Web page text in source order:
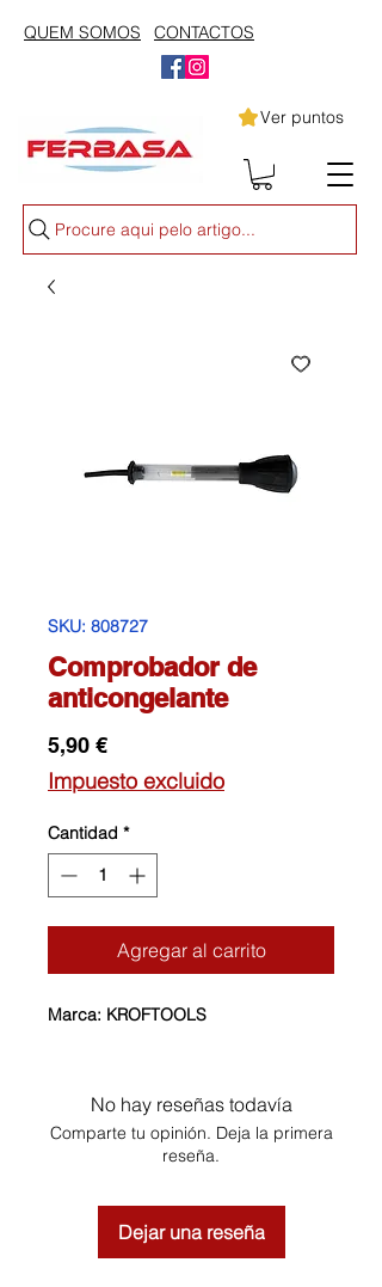
QUEM SOMOS CONTACTOS
Ver puntos
Procure aqui pelo artigo...
SKU: 808727
Comprobador de
anticongelante
5,90 €Precio
Impuesto excluido
Cantidad *
Agregar al carrito
Marca: KROFTOOLS
No hay reseñas todavía
Comparte tu opinión. Deja la primera
reseña.
Dejar una reseña